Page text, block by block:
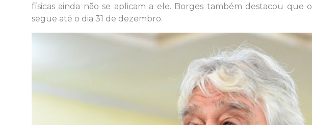
físicas ainda não se aplicam a ele. Borges também destacou que
segue até o dia 31 de dezembro.